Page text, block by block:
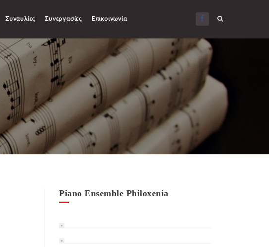
Συναυλίες Συνεργασίες Επικοινωνία
Piano Ensemble Philoxenia